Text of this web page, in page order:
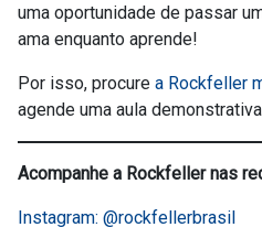
uma oportunidade de passar
ama enquanto aprende!
Por isso, procure a Rockfeller
agende uma aula
Acompanhe a Rockfeller nas
Instagram: @rockfellerbrasil